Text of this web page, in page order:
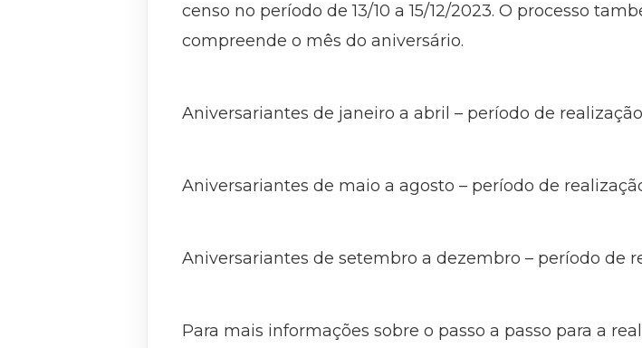
censo no período de 13/10 a 15/12/2023. O processo
compreende o mês do aniversário.
Aniversariantes de janeiro a abril – período de realização
Aniversariantes de maio a agosto – período de realização
Aniversariantes de setembro a dezembro – período de
Para mais informações sobre o passo a passo para a